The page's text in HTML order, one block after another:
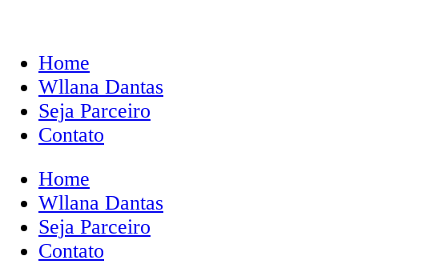
Home
Wllana Dantas
Seja Parceiro
Contato
Home
Wllana Dantas
Seja Parceiro
Contato